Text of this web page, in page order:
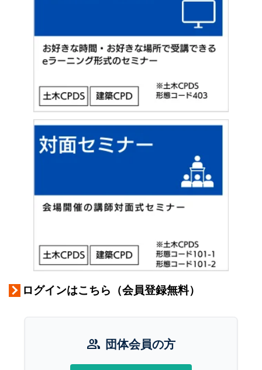
ログインはこちら（会員登録無料）
group 団体会員の方